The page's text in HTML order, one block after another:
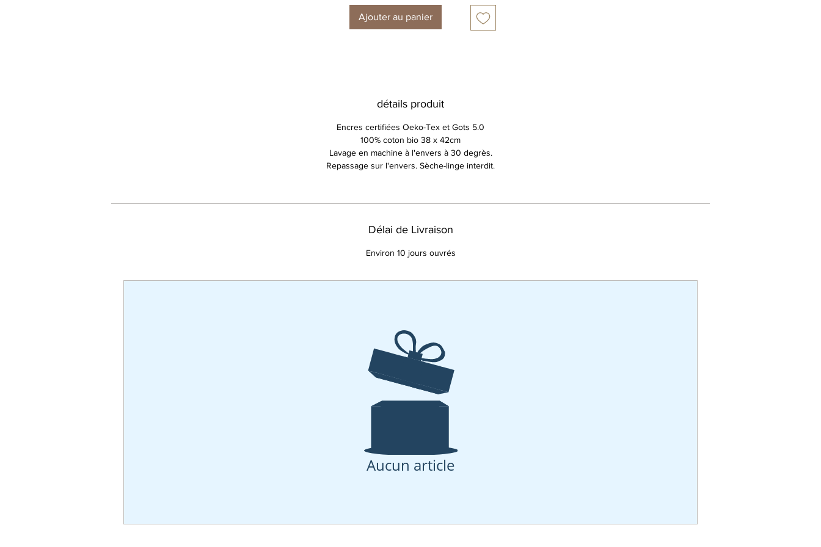
ATTENTION, les mains seront toujours placées autour de la main
Ajouter au panier
détails produit
Encres certifiées Oeko-Tex et Gots 5.0
100% coton bio 38 x 42cm
Lavage en machine à l'envers à 30 degrès.
Repassage sur l'envers. Sèche-linge interdit.
Délai de Livraison
Environ 10 jours ouvrés
Aucun article